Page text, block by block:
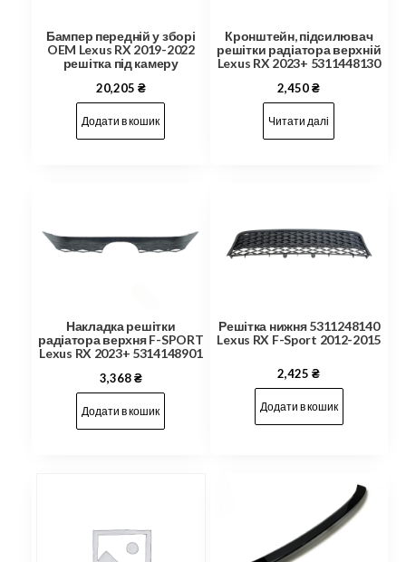
Бампер передній у зборі
OEM Lexus RX 2019-2022
решітка під камеру
20,205 ₴
Додати в кошик
Кронштейн, підсилювач
решітки радіатора верхній
Lexus RX 2023+ 5311448130
2,450₴
Читати далі
Накладка решітки
радіатора верхня F-SPORT
Lexus RX 2023+ 5314148901
3,368₴
Додати в кошик
Решітка нижня 5311248140
Lexus RX F-Sport 2012-2015
2,425₴
Додати в кошик